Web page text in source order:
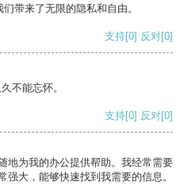
带来了无限的隐私和自由。
支持[0] 反对[0]
不能忘怀。
支持[0] 反对[0]
地为我的办公提供帮助。我经常需要
大，能够快速找到我需要的信息。